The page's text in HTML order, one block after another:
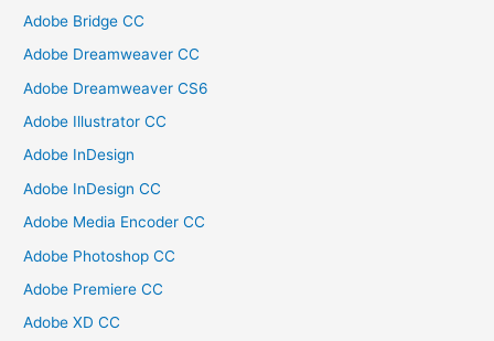
Adobe Bridge CC
Adobe Dreamweaver CC
Adobe Dreamweaver CS6
Adobe Illustrator CC
Adobe InDesign
Adobe InDesign CC
Adobe Media Encoder CC
Adobe Photoshop CC
Adobe Premiere CC
Adobe XD CC